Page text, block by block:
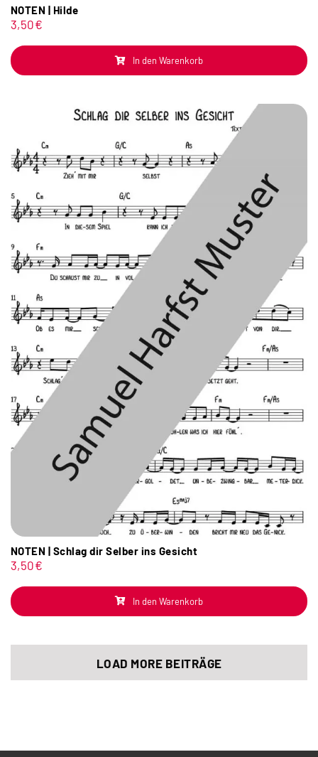
NOTEN | Hilde
3,50€
In den Warenkorb
NOTEN | Schlag dir Selber ins Gesicht
3,50€
In den Warenkorb
LOAD MORE BEITRÄGE